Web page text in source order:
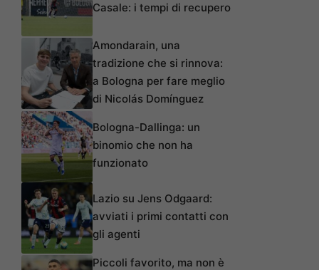
Casale: i tempi di recupero
Amondarain, una
tradizione che si rinnova:
a Bologna per fare meglio
di Nicolás Domínguez
Bologna-Dallinga: un
binomio che non ha
funzionato
Lazio su Jens Odgaard:
avviati i primi contatti con
gli agenti
Piccoli favorito, ma non è